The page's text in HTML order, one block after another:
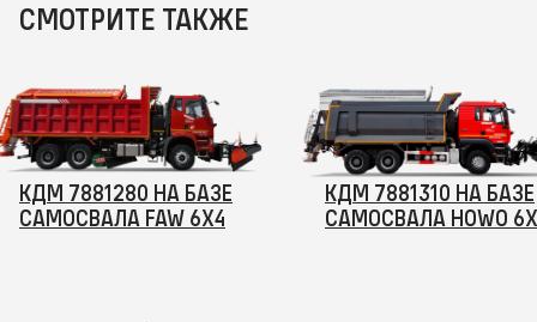
СМОТРИТЕ ТАКЖЕ
КДМ 7881280 НА БАЗЕ
САМОСВАЛА FAW 6Х4
КДМ 7881310 НА БАЗЕ
САМОСВАЛА HOWO